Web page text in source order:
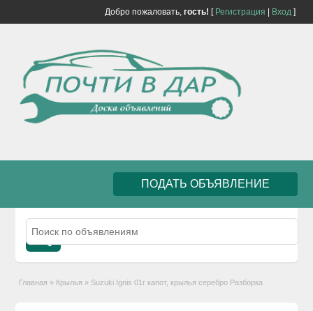
Добро пожаловать, гость! [ Регистрация Вход]
ПОДАТЬ ОБЪЯВЛЕНИЕ
Главная » Крылья » Suzuki Ignis 01г капот, крылья серебро Разборка